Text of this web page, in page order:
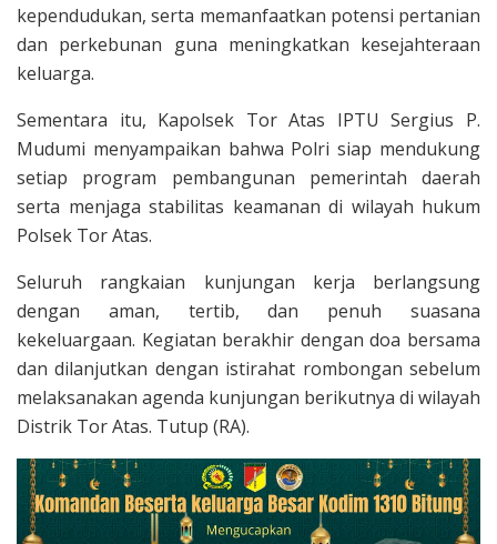
kependudukan, serta memanfaatkan potensi pertanian
dan perkebunan guna meningkatkan kesejahteraan
keluarga.
Sementara itu, Kapolsek Tor Atas IPTU Sergius P.
Mudumi menyampaikan bahwa Polri siap mendukung
setiap program pembangunan pemerintah daerah
serta menjaga stabilitas keamanan di wilayah hukum
Polsek Tor Atas.
Seluruh rangkaian kunjungan kerja berlangsung
dengan aman, tertib, dan penuh suasana
kekeluargaan. Kegiatan berakhir dengan doa bersama
dan dilanjutkan dengan istirahat rombongan sebelum
melaksanakan agenda kunjungan berikutnya di wilayah
Distrik Tor Atas. Tutup (RA).